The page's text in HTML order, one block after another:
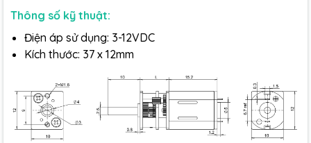
Thông số kỹ thuật:
Điện áp sử dụng: 3-12VDC
Kích thước: 37 x 12mm